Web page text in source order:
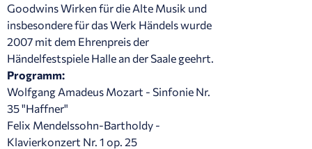
Goodwins Wirken für die Alte Musik und
insbesondere für das Werk Händels wurde
2007 mit dem Ehrenpreis der
Händelfestspiele Halle an der Saale geehrt.
Programm:
Wolfgang Amadeus Mozart - Sinfonie Nr.
35 "Haffner"
Felix Mendelssohn-Bartholdy -
Klavierkonzert Nr. 1 op. 25